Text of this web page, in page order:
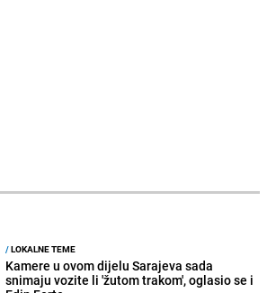
/LOKALNE TEME
Kamere u ovom dijelu Sarajeva sada
snimaju vozite li 'žutom trakom', oglasio se i